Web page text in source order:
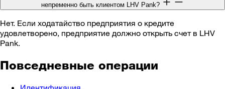
непременно быть клиентом LHV Pank?
Нет. Если ходатайство предприятия о кредите
удовлетворено, предприятие должно открыть счет в LHV
Pank.
Повседневные операции